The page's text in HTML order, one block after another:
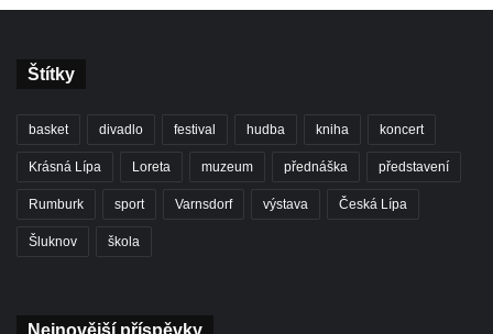
Štítky
basket divadlo festival hudba kniha koncert
Krásná Lípa Loreta muzeum přednáška představení
Rumburk sport Varnsdorf výstava Česká Lípa
Šluknov škola
Nejnovější příspěvky